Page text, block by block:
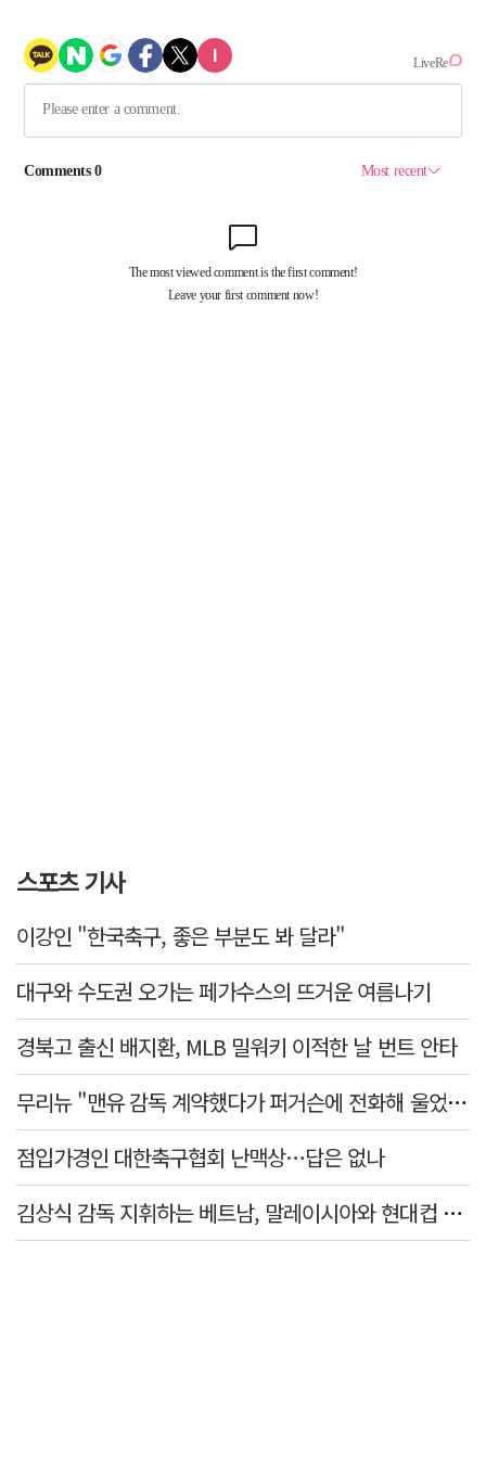
스포츠 기사
이강인 "한국축구, 좋은 부분도 봐 달라"
대구와 수도권 오가는 페가수스의 뜨거운 여름나기
경북고 출신 배지환, MLB 밀워키 이적한 날 번트 안타
무리뉴 "맨유 감독 계약했다가 퍼거슨에 전화해 울었다"
점입가경인 대한축구협회 난맥상…답은 없나
김상식 감독 지휘하는 베트남, 말레이시아와 현대컵 4강 격돌